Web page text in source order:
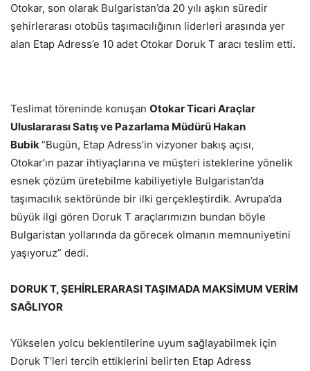
Otokar, son olarak Bulgaristan’da 20 yılı aşkın süredir
şehirlerarası otobüs taşımacılığının liderleri arasında yer
alan Etap Adress’e 10 adet Otokar Doruk T aracı teslim etti.
Teslimat töreninde konuşan Otokar Ticari Araçlar
Uluslararası Satış ve Pazarlama Müdürü Hakan
Bubik “Bugün, Etap Adress’in vizyoner bakış açısı,
Otokar’ın pazar ihtiyaçlarına ve müşteri isteklerine yönelik
esnek çözüm üretebilme kabiliyetiyle Bulgaristan’da
taşımacılık sektöründe bir ilki gerçekleştirdik. Avrupa’da
büyük ilgi gören Doruk T araçlarımızın bundan böyle
Bulgaristan yollarında da görecek olmanın memnuniyetini
yaşıyoruz” dedi.
DORUK T, ŞEHİRLERARASI TAŞIMADA MAKSİMUM VERİM
SAĞLIYOR
Yükselen yolcu beklentilerine uyum sağlayabilmek için
Doruk T’leri tercih ettiklerini belirten Etap Adress